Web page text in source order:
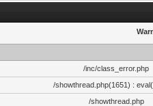
/inc/class_error.php
/showthread.php(1651) :
/showthread.php